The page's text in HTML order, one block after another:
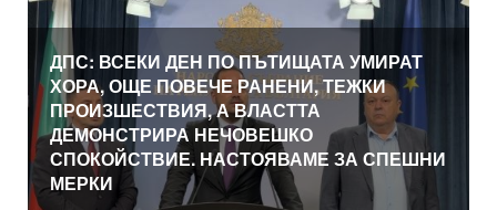
ДПС: ВСЕКИ ДЕН ПО ПЪТИЩАТА УМИРАТ
ХОРА, ОЩЕ ПОВЕЧЕ РАНЕНИ, ТЕЖКИ
ПРОИЗШЕСТВИЯ, А ВЛАСТТА
ДЕМОНСТРИРА НЕЧОВЕШКО
СПОКОЙСТВИЕ. НАСТОЯВАМЕ ЗА СПЕШНИ
МЕРКИ